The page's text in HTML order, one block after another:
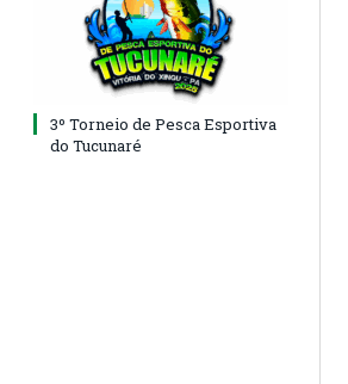
3º Torneio de Pesca Esportiva
do Tucunaré